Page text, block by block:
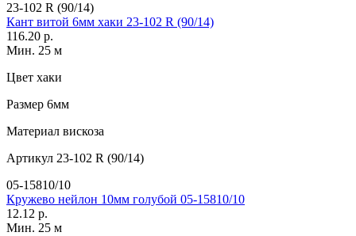
23-102 R (90/14)
Кант витой 6мм хаки 23-102 R (90/14)
116.20 р.
Мин. 25 м
Цвет хаки
Размер 6мм
Материал вискоза
Артикул 23-102 R (90/14)
05-15810/10
Кружево нейлон 10мм голубой 05-15810/10
12.12 р.
Мин. 25 м